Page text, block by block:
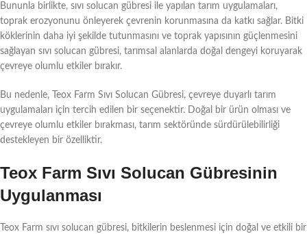
Bununla birlikte, sıvı solucan gübresi ile yapılan tarım uygulamaları,
toprak erozyonunu önleyerek çevrenin korunmasına da katkı sağlar. Bitki
köklerinin daha iyi şekilde tutunmasını ve toprak yapısının güçlenmesini
sağlayan sıvı solucan gübresi, tarımsal alanlarda doğal dengeyi koruyarak
çevreye olumlu etkiler bırakır.
Bu nedenle, Teox Farm Sıvı Solucan Gübresi, çevreye duyarlı tarım
uygulamaları için tercih edilen bir seçenektir. Doğal bir ürün olması ve
çevreye olumlu etkiler bırakması, tarım sektöründe sürdürülebilirliği
destekleyen bir özelliktir.
Teox Farm Sıvı Solucan Gübresinin
Uygulanması
Teox Farm sıvı solucan gübresi, bitkilerin beslenmesi için doğal ve etkili bir